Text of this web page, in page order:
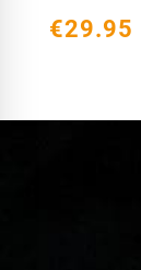
€29.95